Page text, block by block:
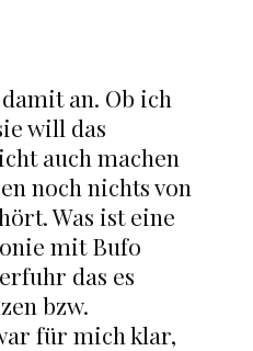
an. Ob ich
will das
auch machen
noch nichts von
Was ist eine
mit Bufo
das es
bzw.
für mich klar,